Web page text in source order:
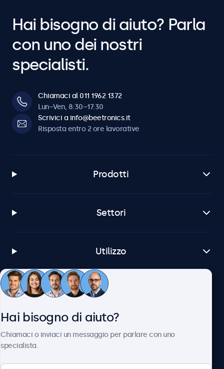
Hai bisogno di aiuto? Parla
con uno dei nostri
specialisti.
Chiamaci al 011 1962 1372
Lun–Ven, 8:30–17:30
Scrivici a info@beetronics.it
Risposta entro 2 ore lavorative
Prodotti
Settori
Utilizzo
Servizio Clienti
Hai bisogno di aiuto?
Chiamaci o inviaci un messaggio per parlare con uno
specialista.